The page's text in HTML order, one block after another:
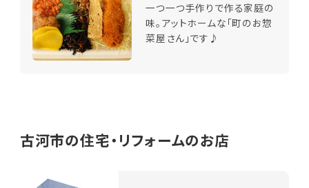
一つ一つ手作りで作る家庭の
味。アットホームな「町のお惣
菜屋さん」です♪
古河市の住宅・リフォームのお店